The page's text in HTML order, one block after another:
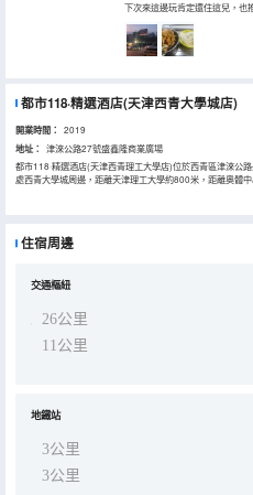
下次來這邊玩肯定還住這兒，也
都市118·精選酒店(天津西青大學城店)
開業時間： 2019
地址：
津淶公路27號盛鑫隆商業廣場
都市118·精選酒店(天津西青理工大學店)位於西青區津淶公
處西青大學城周邊，距離天津理工大學約800米，距離奧體
酒店擁有六十餘間精品客房，所有床品及洗漱用品，均選
毒，所有客房配備無線WIFI、24小時熱水、獨立空調、電
住宿周邊
交通樞紐
26公里
11公里
地鐵站
3公里
3公里